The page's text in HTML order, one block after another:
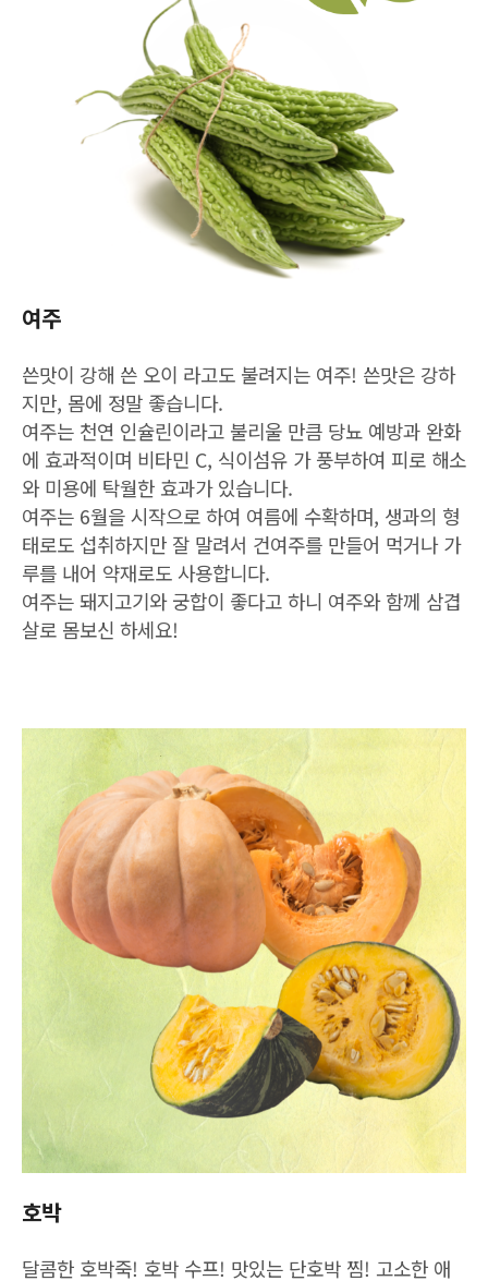
여주
쓴맛이 강해 쓴 오이 라고도 불려지는 여주! 쓴맛은 강하
지만, 몸에 정말 좋습니다.
여주는 천연 인슐린이라고 불리울 만큼 당뇨 예방과 완화
에 효과적이며 비타민 C, 식이섬유 가 풍부하여 피로 해소
와 미용에 탁월한 효과가 있습니다.
여주는 6월을 시작으로 하여 여름에 수확하며, 생과의 형
태로도 섭취하지만 잘 말려서 건여주를 만들어 먹거나 가
루를 내어 약재로도 사용합니다.
여주는 돼지고기와 궁합이 좋다고 하니 여주와 함께 삼겹
살로 몸보신 하세요!
호박
달콤한 호박죽! 호박 수프! 맛있는 단호박 찜! 고소한 애